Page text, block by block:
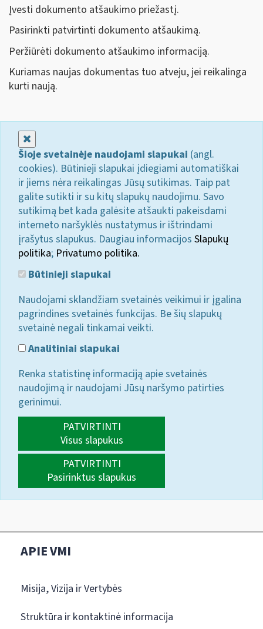
Įvesti dokumento atšaukimo priežastį.
Pasirinkti patvirtinti dokumento atšaukimą.
Peržiūrėti dokumento atšaukimo informaciją.
Kuriamas naujas dokumentas tuo atveju, jei reikalinga
kurti naują.
Šioje svetainėje naudojami slapukai (angl.
cookies). Būtinieji slapukai įdiegiami automatiškai
ir jiems nėra reikalingas Jūsų sutikimas. Taip pat
galite sutikti ir su kitų slapukų naudojimu. Savo
sutikimą bet kada galėsite atšaukti pakeisdami
interneto naršyklės nustatymus ir ištrindami
įrašytus slapukus. Daugiau informacijos Slapukų
politika; Privatumo politika.
Būtinieji slapukai
Naudojami sklandžiam svetainės veikimui ir įgalina
pagrindines svetainės funkcijas. Be šių slapukų
svetainė negali tinkamai veikti.
Analitiniai slapukai
Renka statistinę informaciją apie svetainės
naudojimą ir naudojami Jūsų naršymo patirties
gerinimui.
PATVIRTINTI
Visus slapukus
PATVIRTINTI
Pasirinktus slapukus
APIE VMI
Misija, Vizija ir Vertybės
Struktūra ir kontaktinė informacija